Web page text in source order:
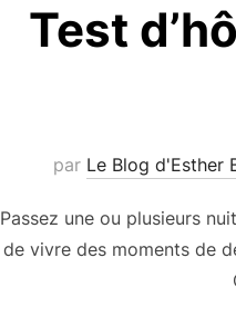
Test
par Le Blog d'Esther
Passez une ou plusieurs
de vivre des moments de